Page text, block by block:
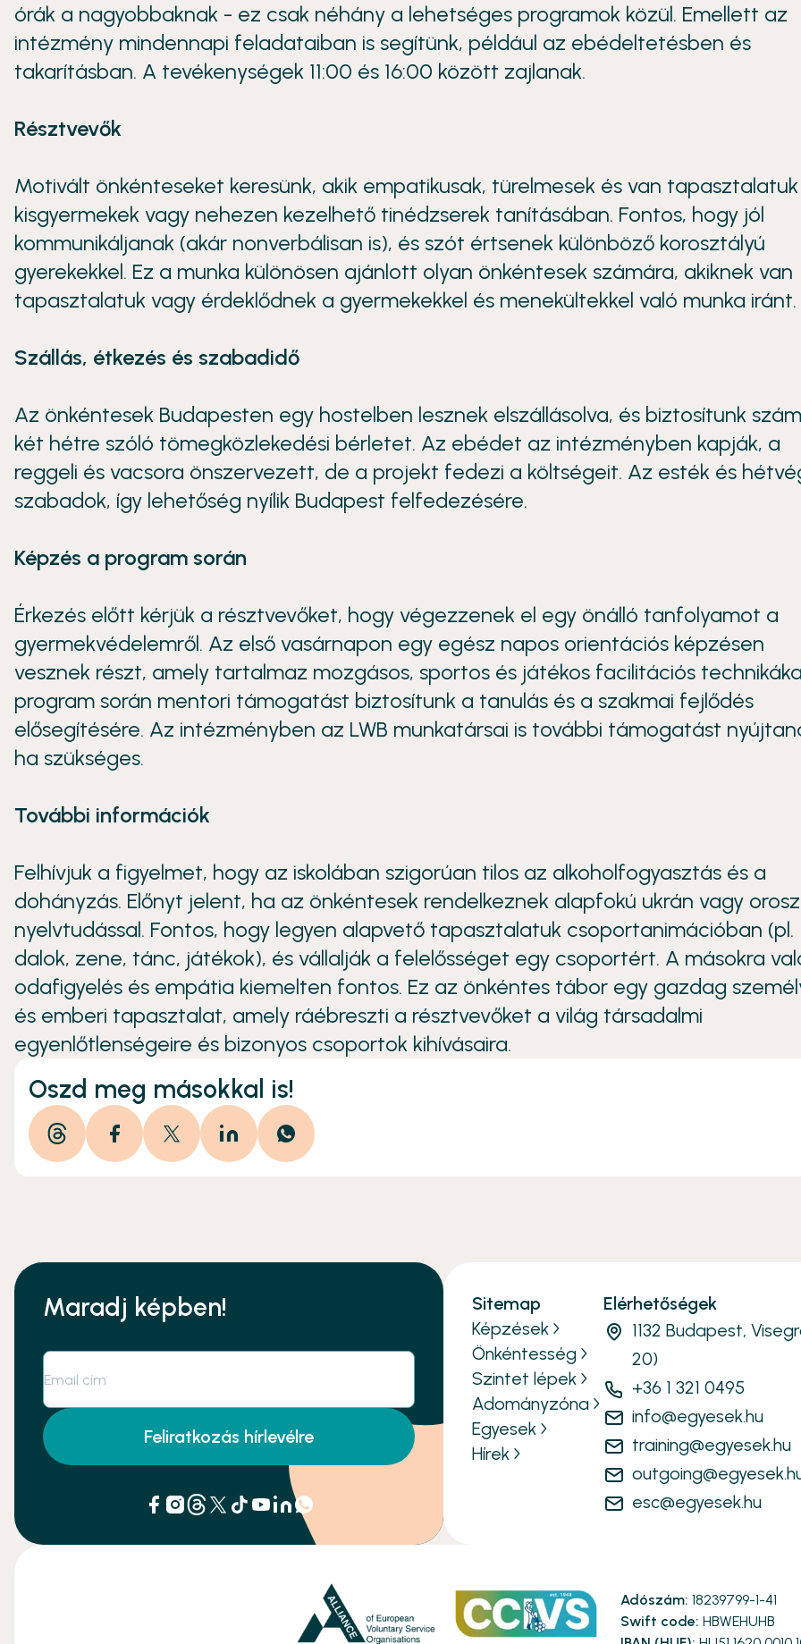
órák a nagyobbaknak - ez csak néhány a lehetséges programok közül. Emellett az
intézmény mindennapi feladataiban is segítünk, például az ebédeltetésben és
takarításban. A tevékenységek 11:00 és 16:00 között zajlanak.
Résztvevők
Motivált önkénteseket keresünk, akik empatikusak, türelmesek és van tapasztalatuk
kisgyermekek vagy nehezen kezelhető tinédzserek tanításában. Fontos, hogy jól
kommunikáljanak (akár nonverbálisan is), és szót értsenek különböző korosztályú
gyerekekkel. Ez a munka különösen ajánlott olyan önkéntesek számára, akiknek van
tapasztalatuk vagy érdeklődnek a gyermekekkel és menekültekkel való munka iránt.
Szállás, étkezés és szabadidő
Az önkéntesek Budapesten egy hostelben lesznek elszállásolva, és biztosítunk
két hétre szóló tömegközlekedési bérletet. Az ebédet az intézményben kapják, a
reggeli és vacsora önszervezett, de a projekt fedezi a költségeit. Az esték és
szabadok, így lehetőség nyílik Budapest felfedezésére.
Képzés a program során
Érkezés előtt kérjük a résztvevőket, hogy végezzenek el egy önálló tanfolyamot a
gyermekvédelemről. Az első vasárnapon egy egész napos orientációs képzésen
vesznek részt, amely tartalmaz mozgásos, sportos és játékos facilitációs
program során mentori támogatást biztosítunk a tanulás és a szakmai fejlődés
elősegítésére. Az intézményben az LWB munkatársai is további támogatást
ha szükséges.
További információk
Felhívjuk a figyelmet, hogy az iskolában szigorúan tilos az alkoholfogyasztás és a
dohányzás. Előnyt jelent, ha az önkéntesek rendelkeznek alapfokú ukrán vagy orosz
nyelvtudással. Fontos, hogy legyen alapvető tapasztalatuk csoportanimációban (pl.
dalok, zene, tánc, játékok), és vállalják a felelősséget egy csoportért. A másokra
odafigyelés és empátia kiemelten fontos. Ez az önkéntes tábor egy gazdag
és emberi tapasztalat, amely ráébreszti a résztvevőket a világ társadalmi
egyenlőtlenségeire és bizonyos csoportok kihívásaira.
Oszd meg másokkal is!
Maradj képben!
Feliratkozás hírlevélre
Sitemap
Képzések
Önkéntesség
Szintet lépek
Adományzóna
Egyesek
Hírek
Elérhetőségek
1132 Budapest,
20)
+36 1 321 0495
info@egyesek.hu
training@egyesek.hu
esc@egyesek.hu
Adószám: 18239799-1-41
Swift code: HBWEHUHB